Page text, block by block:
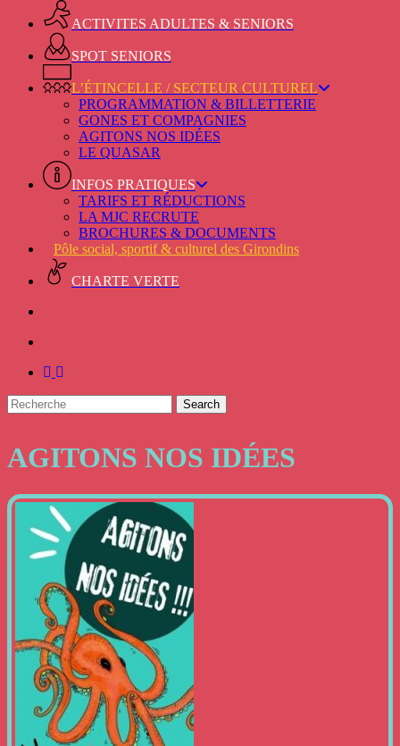
ACTIVITES ADULTES & SENIORS
SPOT SENIORS
L’ÉTINCELLE / SECTEUR CULTUREL
PROGRAMMATION & BILLETTERIE
GONES ET COMPAGNIES
AGITONS NOS IDÉES
LE QUASAR
INFOS PRATIQUES
TARIFS ET RÉDUCTIONS
LA MJC RECRUTE
BROCHURES & DOCUMENTS
Pôle social, sportif & culturel des Girondins
CHARTE VERTE
facebook
instagram
Search
AGITONS NOS IDÉES